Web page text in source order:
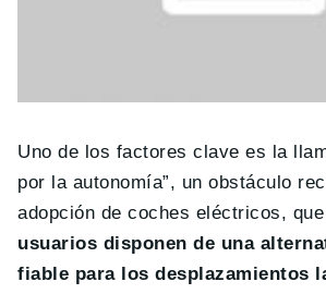
Uno de los factores clave es la
por la autonomía”, un obstáculo
adopción de coches eléctricos, que
usuarios disponen de una
fiable para los desplazamientos